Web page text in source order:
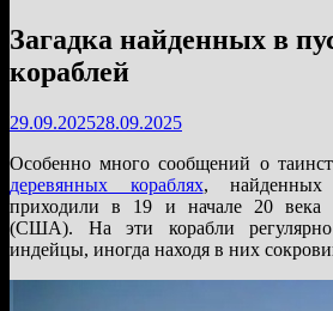
Загадка найденных в
кораблей
29.09.202528.09.2025
Особенно много сообщений о
деревянных кораблях, найденных
приходили в 19 и начале 20 века
(США). На эти корабли регулярно
индейцы, иногда находя в них